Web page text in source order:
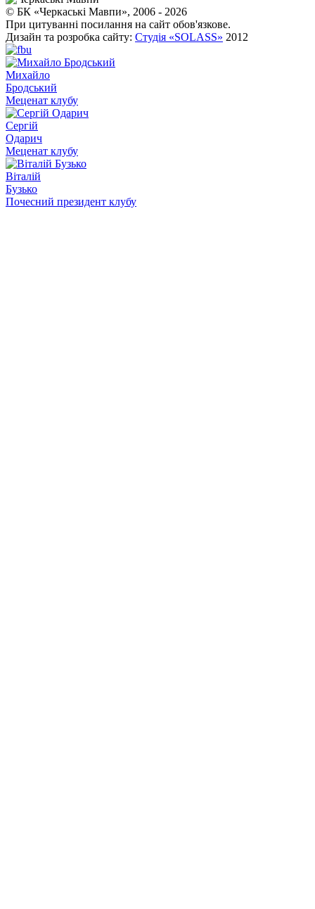
© БК «Черкаські Мавпи», 2006 - 2026
При цитуванні посилання на сайт обов'язкове.
Дизайн та розробка сайту: Студія «SOLASS» 2012
Михайло
Бродський
Меценат клубу
Сергій
Одарич
Меценат клубу
Віталій
Бузько
Почесний президент клубу